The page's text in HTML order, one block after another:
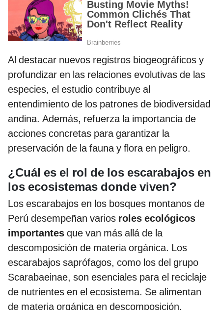
Al destacar nuevos registros biogeográficos y
profundizar en las relaciones evolutivas de las
especies, el estudio contribuye al
entendimiento de los patrones de biodiversidad
andina. Además, refuerza la importancia de
acciones concretas para garantizar la
preservación de la fauna y flora en peligro.
¿Cuál es el rol de los escarabajos en
los ecosistemas donde viven?
Los escarabajos en los bosques montanos de
Perú desempeñan varios roles ecológicos
importantes que van más allá de la
descomposición de materia orgánica. Los
escarabajos saprófagos, como los del grupo
Scarabaeinae, son esenciales para el reciclaje
de nutrientes en el ecosistema. Se alimentan
de materia orgánica en descomposición,